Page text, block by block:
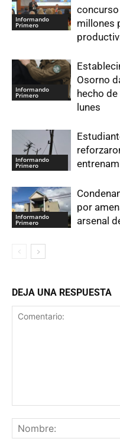
Informando
Primero
millones
Informando
Primero
Osorno
hecho
lunes
Informando
Primero
Informando
Primero
por
arsenal
DEJA UNA RESPUESTA